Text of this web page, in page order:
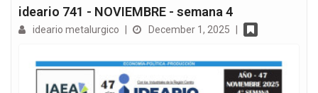
ideario 741 - NOVIEMBRE - semana 4
ideario metalurgico December 1, 2025